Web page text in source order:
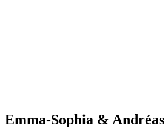
Emma-Sophia & Andréas